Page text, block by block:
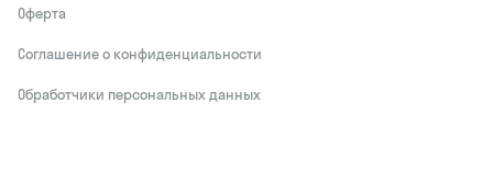
Оферта
Соглашение о конфиденциальности
Обработчики персональных данных